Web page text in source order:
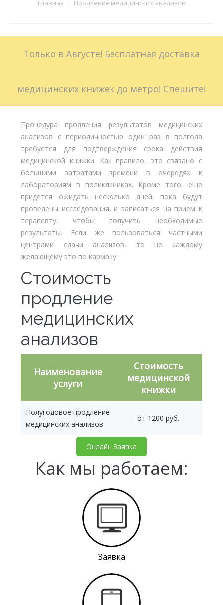
Акции
Контакты
Вы здесь:Главная Продление медицинских анализов
Только в Августе! Бесплатная доставка
медицинских книжек до метро! Спешите!
Процедура продления результатов медицинских
анализов с периодичностью один раз в полгода
требуется для подтверждения срока действия
медицинской книжки. Как правило, это связано с
большими затратами времени в очередях к
лабораториям в поликлиниках. Кроме того, еще
придется ожидать несколько дней, пока будут
проведены исследования, и записаться на прием к
терапевту, чтобы получить необходимые
результаты. Если же пользоваться частными
центрами сдачи анализов, то не каждому
желающему это по карману.
Стоимость
продление
медицинских
анализов
Наименование
услуги
Стоимость
медицинской
книжки
Полугодовое продление
медицинских анализов
от 1200 руб.
Онлайн Заявка
Как мы работаем:
Заявка